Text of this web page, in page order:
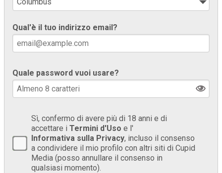
Qual'è il tuo indirizzo email?
Quale password vuoi usare?
Sì, confermo di avere più di 18 anni e di
accettare i Termini d'Uso e l'
Informativa sulla Privacy, incluso il consenso
a condividere il mio profilo con altri siti di Cupid
Media (posso annullare il consenso in
qualsiasi momento).